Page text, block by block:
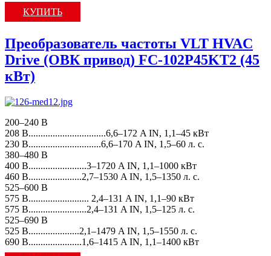
КУПИТЬ
Преобразователь частоты VLT HVAC
Drive (ОВК привод) FC-102P45KT2 (45
кВт)
200–240 В
208 В................................6,6–172 A IN, 1,1–45 кВт
230 В..............................6,6–170 A IN, 1,5–60 л. с.
380–480 В
400 В........................3–1720 A IN, 1,1–1000 кВт
460 В......................2,7–1530 A IN, 1,5–1350 л. с.
525–600 В
575 В......................... 2,4–131 A IN, 1,1–90 кВт
575 В........................2,4–131 A IN, 1,5–125 л. с.
525–690 В
525 В.....................2,1–1479 A IN, 1,5–1550 л. с.
690 В......................1,6–1415 A IN, 1,1–1400 кВт